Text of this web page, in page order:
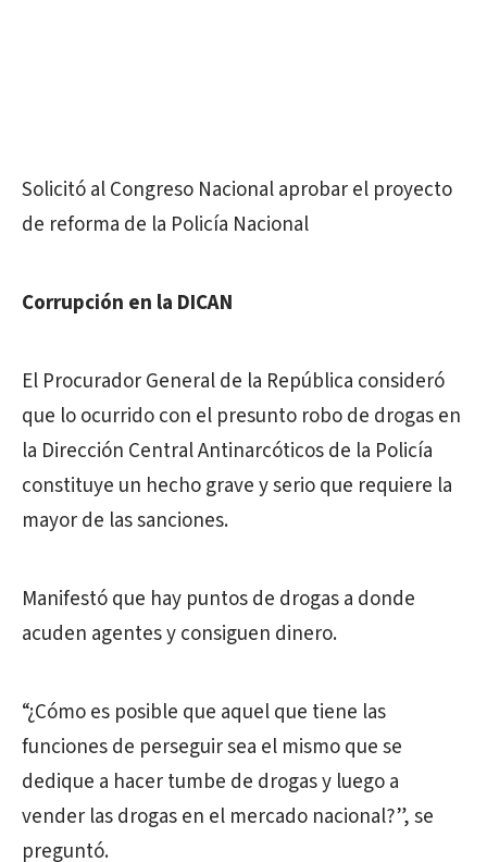
Solicitó al Congreso Nacional aprobar el proyecto
de reforma de la Policía Nacional
Corrupción en la DICAN
El Procurador General de la República consideró
que lo ocurrido con el presunto robo de drogas en
la Dirección Central Antinarcóticos de la Policía
constituye un hecho grave y serio que requiere la
mayor de las sanciones.
Manifestó que hay puntos de drogas a donde
acuden agentes y consiguen dinero.
“¿Cómo es posible que aquel que tiene las
funciones de perseguir sea el mismo que se
dedique a hacer tumbe de drogas y luego a
vender las drogas en el mercado nacional?”, se
preguntó.